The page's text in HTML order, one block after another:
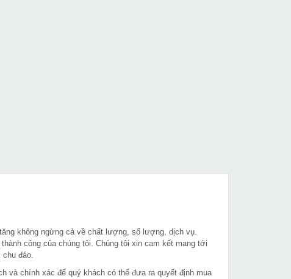
không ngừng cả về chất lượng, số lượng, dịch vụ.
công của chúng tôi. Chúng tôi xin cam kết mang tới
đáo.
và chính xác để quý khách có thể đưa ra quyết định mua